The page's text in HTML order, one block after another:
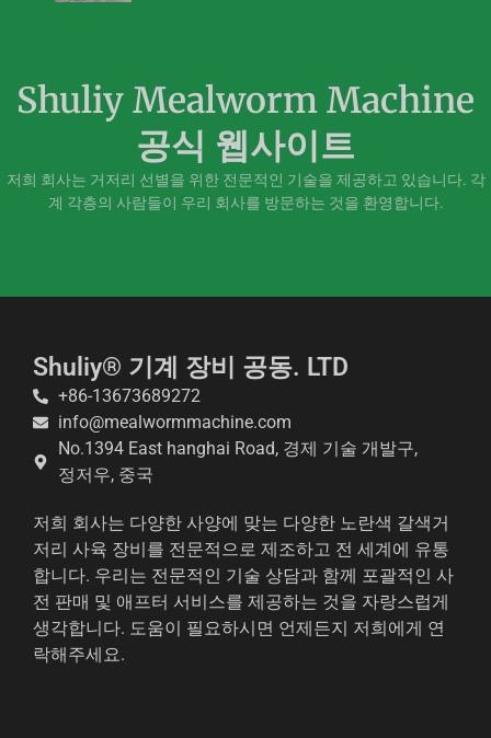
Shuliy Mealworm Machine
공식 웹사이트
저희 회사는 거저리 선별을 위한 전문적인 기술을 제공하고 있습니다. 각
계 각층의 사람들이 우리 회사를 방문하는 것을 환영합니다.
Shuliy® 기계 장비 공동. LTD
+86-13673689272
info@mealwormmachine.com
No.1394 East hanghai Road, 경제 기술 개발구,
정저우, 중국
저희 회사는 다양한 사양에 맞는 다양한 노란색 갈색거
저리 사육 장비를 전문적으로 제조하고 전 세계에 유통
합니다. 우리는 전문적인 기술 상담과 함께 포괄적인 사
전 판매 및 애프터 서비스를 제공하는 것을 자랑스럽게
생각합니다. 도움이 필요하시면 언제든지 저희에게 연
락해주세요.
Chat